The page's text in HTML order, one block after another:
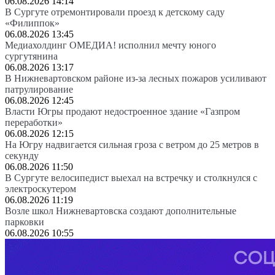
В Сургуте отремонтировали проезд к детскому саду
«Филиппок»
06.08.2026 13:45
Медиахолдинг ОМЕДИА! исполнил мечту юного
сургутянина
06.08.2026 13:17
В Нижневартовском районе из-за лесных пожаров усиливают
патрулирование
06.08.2026 12:45
Власти Югры продают недостроенное здание «Газпром
переработки»
06.08.2026 12:15
На Югру надвигается сильная гроза с ветром до 25 метров в
секунду
06.08.2026 11:50
В Сургуте велосипедист выехал на встречку и столкнулся с
электроскутером
06.08.2026 11:19
Возле школ Нижневартовска создают дополнительные
парковки
06.08.2026 10:55